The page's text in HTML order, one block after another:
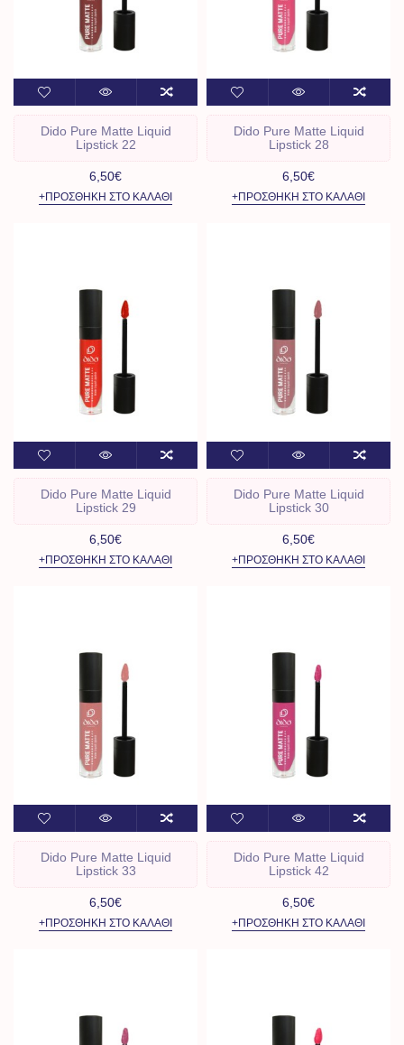
Dido Pure Matte Liquid
Lipstick 22
6,50€
+ΠΡΟΣΘΉΚΗ ΣΤΟ ΚΑΛΆΘΙ
Dido Pure Matte Liquid
Lipstick 28
6,50€
+ΠΡΟΣΘΉΚΗ ΣΤΟ ΚΑΛΆΘΙ
Dido Pure Matte Liquid
Lipstick 29
6,50€
+ΠΡΟΣΘΉΚΗ ΣΤΟ ΚΑΛΆΘΙ
Dido Pure Matte Liquid
Lipstick 30
6,50€
+ΠΡΟΣΘΉΚΗ ΣΤΟ ΚΑΛΆΘΙ
Dido Pure Matte Liquid
Lipstick 33
6,50€
+ΠΡΟΣΘΉΚΗ ΣΤΟ ΚΑΛΆΘΙ
Dido Pure Matte Liquid
Lipstick 42
6,50€
+ΠΡΟΣΘΉΚΗ ΣΤΟ ΚΑΛΆΘΙ